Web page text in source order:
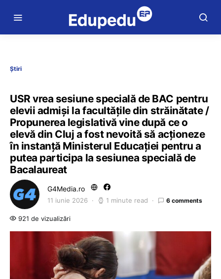
Știri
USR vrea sesiune specială de BAC pentru
elevii admiși la facultățile din străinătate /
Propunerea legislativă vine după ce o
elevă din Cluj a fost nevoită să acționeze
în instanță Ministerul Educației pentru a
putea participa la sesiunea specială de
Bacalaureat
G4Media.ro
11 iunie 2026 1 minute read 6 comments
921 de vizualizări